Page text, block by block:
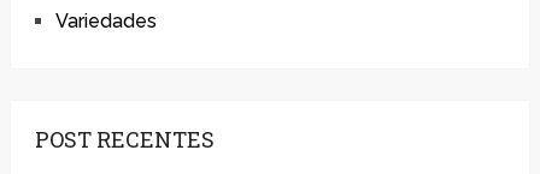
Variedades
POST RECENTES